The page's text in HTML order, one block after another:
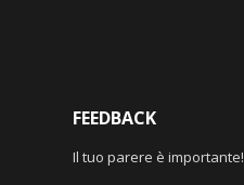
FEEDBACK
Il tuo parere è importante!